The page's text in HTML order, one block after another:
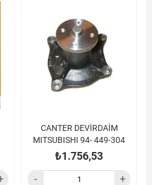
CANTER DEVİRDAİM
MITSUBISHI 94- 449-304
₺1.756,53